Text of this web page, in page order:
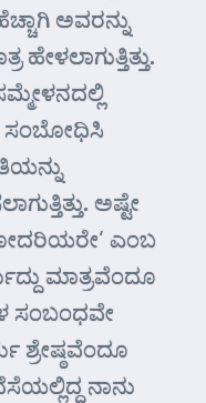
ಅವರನ್ನು
ಸಂಬೋಧಿಸಿ
ಅಷ್ಟೇ
ಎಂಬ
ಮಾತ್ರವೆಂದೂ
ಸಂಬಂಧವೇ
ಶ್ರೇಷ್ಠವೆಂದೂ
ನಾನು